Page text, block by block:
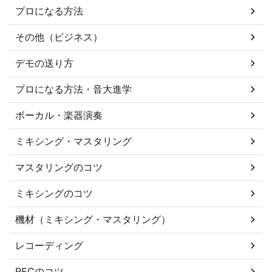
プロになる方法
その他（ビジネス）
デモの送り方
プロになる方法・音大進学
ボーカル・楽器演奏
ミキシング・マスタリング
マスタリングのコツ
ミキシングのコツ
機材（ミキシング・マスタリング）
レコーディング